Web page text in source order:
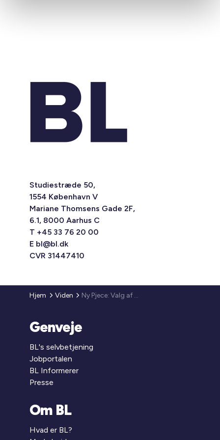
Studiestræde 50,
1554 København V
Mariane Thomsens Gade 2F,
6.1, 8000 Aarhus C
T +45 33 76 20 00
E bl@bl.dk
CVR 31447410
Hjem Viden Ny Pjece: Valg af fremtidig administration
Genveje
BL's selvbetjening
Jobportalen
BL Informerer
Presse
Om BL
Hvad er BL?